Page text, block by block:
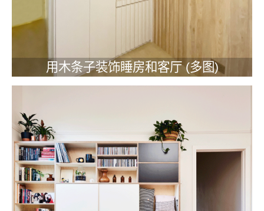
用木条子装饰睡房和客厅 (多图)